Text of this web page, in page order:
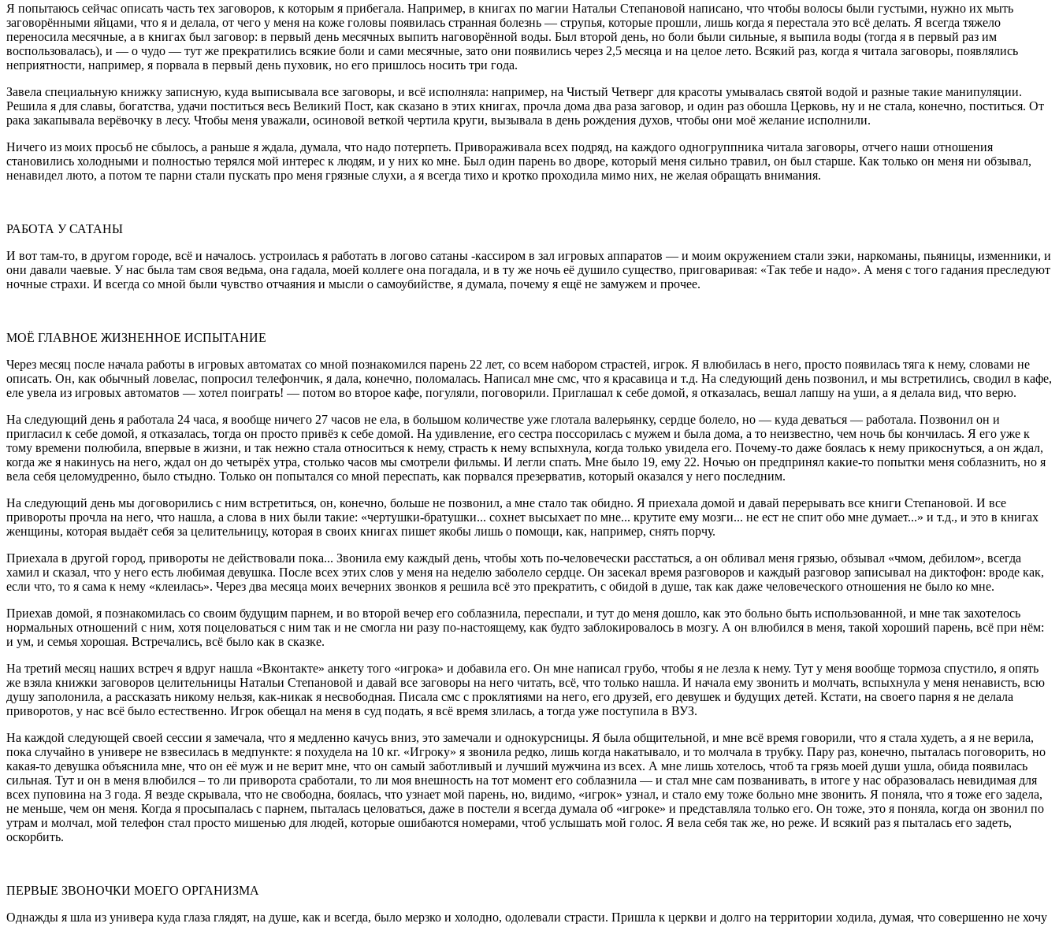
Я попытаюсь сейчас описать часть тех заговоров, к которым я прибегала. Например, в книгах по магии Натальи Степановой написано, что чтобы волосы были густыми, нужно их мыть
заговорёнными яйцами, что я и делала, от чего у меня на коже головы появилась странная болезнь — струпья, которые прошли, лишь когда я перестала это всё делать. Я всегда тяжело
переносила месячные, а в книгах был заговор: в первый день месячных выпить наговорённой воды. Был второй день, но боли были сильные, я выпила воды (тогда я в первый раз им
воспользовалась), и — о чудо — тут же прекратились всякие боли и сами месячные, зато они появились через 2,5 месяца и на целое лето. Всякий раз, когда я читала заговоры, появлялись
неприятности, например, я порвала в первый день пуховик, но его пришлось носить три года.
Завела специальную книжку записную, куда выписывала все заговоры, и всё исполняла: например, на Чистый Четверг для красоты умывалась святой водой и разные такие манипуляции.
Решила я для славы, богатства, удачи поститься весь Великий Пост, как сказано в этих книгах, прочла дома два раза заговор, и один раз обошла Церковь, ну и не стала, конечно, поститься. От
рака закапывала верёвочку в лесу. Чтобы меня уважали, осиновой веткой чертила круги, вызывала в день рождения духов, чтобы они моё желание исполнили.
Ничего из моих просьб не сбылось, а раньше я ждала, думала, что надо потерпеть. Привораживала всех подряд, на каждого одногруппника читала заговоры, отчего наши отношения
становились холодными и полностью терялся мой интерес к людям, и у них ко мне. Был один парень во дворе, который меня сильно травил, он был старше. Как только он меня ни обзывал,
ненавидел люто, а потом те парни стали пускать про меня грязные слухи, а я всегда тихо и кротко проходила мимо них, не желая обращать внимания.
РАБОТА У САТАНЫ
И вот там-то, в другом городе, всё и началось. устроилась я работать в логово сатаны -кассиром в зал игровых аппаратов — и моим окружением стали зэки, наркоманы, пьяницы, изменники, и
они давали чаевые. У нас была там своя ведьма, она гадала, моей коллеге она погадала, и в ту же ночь её душило существо, приговаривая: «Так тебе и надо». А меня с того гадания преследуют
ночные страхи. И всегда со мной были чувство отчаяния и мысли о самоубийстве, я думала, почему я ещё не замужем и прочее.
МОЁ ГЛАВНОЕ ЖИЗНЕННОЕ ИСПЫТАНИЕ
Через месяц после начала работы в игровых автоматах со мной познакомился парень 22 лет, со всем набором страстей, игрок. Я влюбилась в него, просто появилась тяга к нему, словами не
описать. Он, как обычный ловелас, попросил телефончик, я дала, конечно, поломалась. Написал мне смс, что я красавица и т.д. На следующий день позвонил, и мы встретились, сводил в кафе,
еле увела из игровых автоматов — хотел поиграть! — потом во второе кафе, погуляли, поговорили. Приглашал к себе домой, я отказалась, вешал лапшу на уши, а я делала вид, что верю.
На следующий день я работала 24 часа, я вообще ничего 27 часов не ела, в большом количестве уже глотала валерьянку, сердце болело, но — куда деваться — работала. Позвонил он и
пригласил к себе домой, я отказалась, тогда он просто привёз к себе домой. На удивление, его сестра поссорилась с мужем и была дома, а то неизвестно, чем ночь бы кончилась. Я его уже к
тому времени полюбила, впервые в жизни, и так нежно стала относиться к нему, страсть к нему вспыхнула, когда только увидела его. Почему-то даже боялась к нему прикоснуться, а он ждал,
когда же я накинусь на него, ждал он до четырёх утра, столько часов мы смотрели фильмы. И легли спать. Мне было 19, ему 22. Ночью он предпринял какие-то попытки меня соблазнить, но я
вела себя целомудренно, было стыдно. Только он попытался со мной переспать, как порвался презерватив, который оказался у него последним.
На следующий день мы договорились с ним встретиться, он, конечно, больше не позвонил, а мне стало так обидно. Я приехала домой и давай перерывать все книги Степановой. И все
привороты прочла на него, что нашла, а слова в них были такие: «чертушки-братушки... сохнет высыхает по мне... крутите ему мозги... не ест не спит обо мне думает...» и т.д., и это в книгах
женщины, которая выдаёт себя за целительницу, которая в своих книгах пишет якобы лишь о помощи, как, например, снять порчу.
Приехала в другой город, привороты не действовали пока... Звонила ему каждый день, чтобы хоть по-человечески расстаться, а он обливал меня грязью, обзывал «чмом, дебилом», всегда
хамил и сказал, что у него есть любимая девушка. После всех этих слов у меня на неделю заболело сердце. Он засекал время разговоров и каждый разговор записывал на диктофон: вроде как,
если что, то я сама к нему «клеилась». Через два месяца моих вечерних звонков я решила всё это прекратить, с обидой в душе, так как даже человеческого отношения не было ко мне.
Приехав домой, я познакомилась со своим будущим парнем, и во второй вечер его соблазнила, переспали, и тут до меня дошло, как это больно быть использованной, и мне так захотелось
нормальных отношений с ним, хотя поцеловаться с ним так и не смогла ни разу по-настоящему, как будто заблокировалось в мозгу. А он влюбился в меня, такой хороший парень, всё при нём:
и ум, и семья хорошая. Встречались, всё было как в сказке.
На третий месяц наших встреч я вдруг нашла «Вконтакте» анкету того «игрока» и добавила его. Он мне написал грубо, чтобы я не лезла к нему. Тут у меня вообще тормоза спустило, я опять
же взяла книжки заговоров целительницы Натальи Степановой и давай все заговоры на него читать, всё, что только нашла. И начала ему звонить и молчать, вспыхнула у меня ненависть, всю
душу заполонила, а рассказать никому нельзя, как-никак я несвободная. Писала смс с проклятиями на него, его друзей, его девушек и будущих детей. Кстати, на своего парня я не делала
приворотов, у нас всё было естественно. Игрок обещал на меня в суд подать, я всё время злилась, а тогда уже поступила в ВУЗ.
На каждой следующей своей сессии я замечала, что я медленно качусь вниз, это замечали и однокурсницы. Я была общительной, и мне всё время говорили, что я стала худеть, а я не верила,
пока случайно в универе не взвесилась в медпункте: я похудела на 10 кг. «Игроку» я звонила редко, лишь когда накатывало, и то молчала в трубку. Пару раз, конечно, пыталась поговорить, но
какая-то девушка объяснила мне, что он её муж и не верит мне, что он самый заботливый и лучший мужчина из всех. А мне лишь хотелось, чтоб та грязь моей души ушла, обида появилась
сильная. Тут и он в меня влюбился – то ли приворота сработали, то ли моя внешность на тот момент его соблазнила — и стал мне сам позванивать, в итоге у нас образовалась невидимая для
всех пуповина на 3 года. Я везде скрывала, что не свободна, боялась, что узнает мой парень, но, видимо, «игрок» узнал, и стало ему тоже больно мне звонить. Я поняла, что я тоже его задела,
не меньше, чем он меня. Когда я просыпалась с парнем, пыталась целоваться, даже в постели я всегда думала об «игроке» и представляла только его. Он тоже, это я поняла, когда он звонил по
утрам и молчал, мой телефон стал просто мишенью для людей, которые ошибаются номерами, чтоб услышать мой голос. Я вела себя так же, но реже. И всякий раз я пыталась его задеть,
оскорбить.
ПЕРВЫЕ ЗВОНОЧКИ МОЕГО ОРГАНИЗМА
Однажды я шла из универа куда глаза глядят, на душе, как и всегда, было мерзко и холодно, одолевали страсти. Пришла к церкви и долго на территории ходила, думая, что совершенно не хочу